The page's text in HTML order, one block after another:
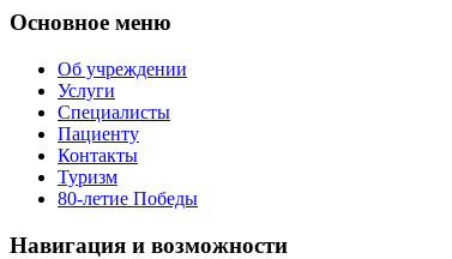
Основное меню
Об учреждении
Услуги
Специалисты
Пациенту
Контакты
Туризм
80-летие Победы
Навигация и возможности